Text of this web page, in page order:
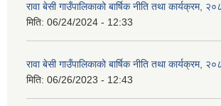
रावा बेसी गाउँपालिकाको बार्षिक नीति तथा कार्यक्रम,
मिति: 06/24/2024 - 12:33
रावा बेसी गाउँपालिकाको बार्षिक नीति तथा कार्यक्रम,
मिति: 06/26/2023 - 12:43